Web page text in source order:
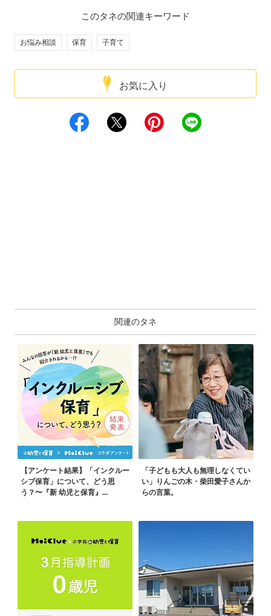
お気に入り
このタネの関連キーワード
お悩み相談 保育 子育て
関連のタネ
【アンケート結果】「インクルー
シブ保育」について、どう思
う？〜『新 幼児と保育』...
「子どもも大人も無理しなくてい
い」りんごの木・柴田愛子さんか
らの言葉。